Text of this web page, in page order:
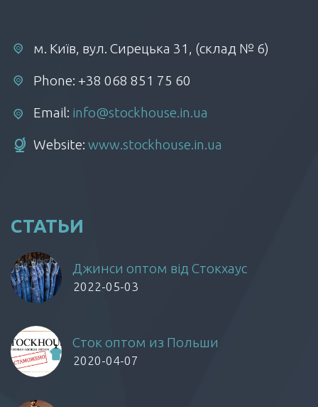
м. Київ, вул. Сирецька 31, (склад № 6)
Phone: +38 068 851 75 60
Email: info@stockhouse.in.ua
Website: www.stockhouse.in.ua
СТАТЬИ
Джинси оптом від Стокхаус
2022-05-03
Сток оптом из Польши
2020-04-07